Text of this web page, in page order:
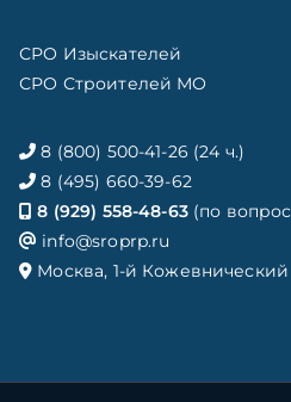
СРО Изыскателей
СРО Строителей МО
8 (800) 500-41-26 (24 ч.)
8 (495) 660-39-62
8 (929) 558-48-63(по
info@sroprp.ru
Москва, 1-й